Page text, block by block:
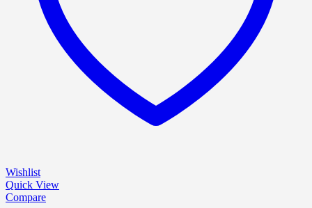
Wishlist
Quick View
Compare